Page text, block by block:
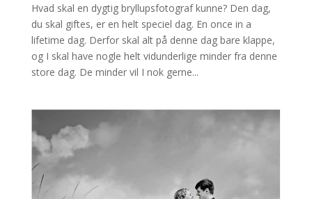
Hvad skal en dygtig bryllupsfotograf kunne? Den dag,
du skal giftes, er en helt speciel dag. En once in a
lifetime dag. Derfor skal alt på denne dag bare klappe,
og I skal have nogle helt vidunderlige minder fra denne
store dag. De minder vil I nok gerne...